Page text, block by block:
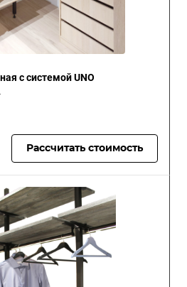
с системой UNO
Рассчитать стоимость